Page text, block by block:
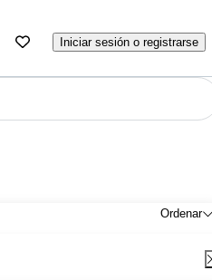
Iniciar sesión o registrarse
Ordenar